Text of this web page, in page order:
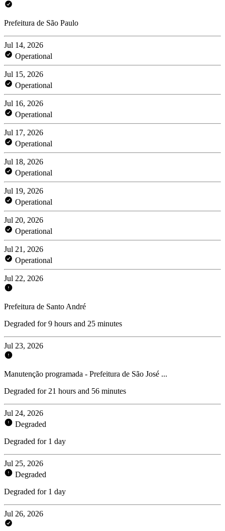
Prefeitura de São Paulo
Jul 14, 2026
Operational
Jul 15, 2026
Operational
Jul 16, 2026
Operational
Jul 17, 2026
Operational
Jul 18, 2026
Operational
Jul 19, 2026
Operational
Jul 20, 2026
Operational
Jul 21, 2026
Operational
Jul 22, 2026
Prefeitura de Santo André
Degraded for 9 hours and 25 minutes
Jul 23, 2026
Manutenção programada - Prefeitura de São José ...
Degraded for 21 hours and 56 minutes
Jul 24, 2026
Degraded
Degraded for 1 day
Jul 25, 2026
Degraded
Degraded for 1 day
Jul 26, 2026